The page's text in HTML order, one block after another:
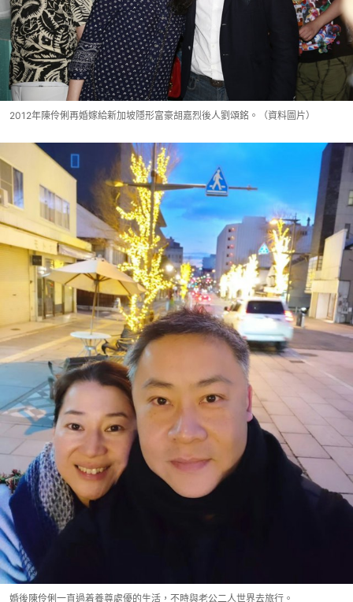
2012年陳伶俐再婚嫁給新加坡隱形富豪胡嘉烈後人劉頌銘。（資料圖片）
婚後陳伶俐一直過着養尊處優的生活，不時與老公二人世界去旅行。